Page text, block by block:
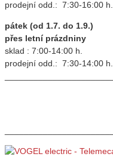
prodejní odd.: 7:30-16:00 h.
pátek (od 1.7. do 1.9.)
přes letní prázdniny
sklad : 7:00-14:00 h.
prodejní odd.: 7:30-14:00 h.